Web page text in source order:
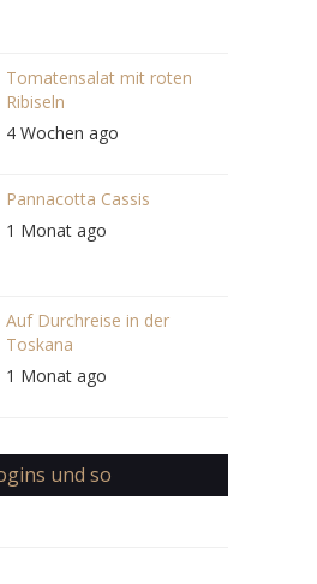
Tomatensalat mit roten
Ribiseln
4 Wochen ago
Pannacotta Cassis
1 Monat ago
Auf Durchreise in der
Toskana
1 Monat ago
und so